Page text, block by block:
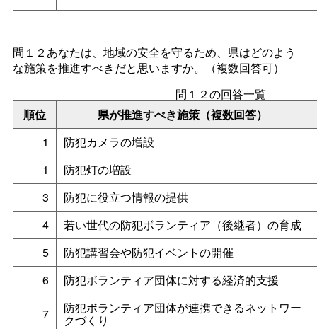
問１２あなたは、地域の安全を守るため、県はどのよう
な施策を推進すべきだと思いますか。（複数回答可）
順位 県が推進すべき施策（複数回答）
問１２の回答一覧
1
防犯カメラの増設
1
防犯灯の増設
3
防犯に役立つ情報の提供
4
若い世代の防犯ボランティア（後継者）の育成
5
防犯講習会や防犯イベントの開催
6
防犯ボランティア団体に対する経済的支援
7 防犯ボランティア団体が連携できるネットワー
クづくり